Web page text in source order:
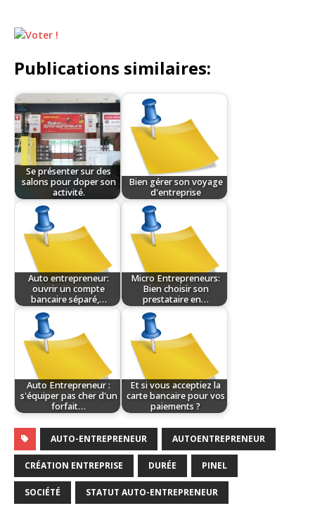
Publications similaires:
Se présenter sur des
salons pour doper son
activité.
Bien gérer son voyage
d'entreprise
Auto entrepreneur:
ouvrir un compte
bancaire séparé,…
Micro Entrepreneurs:
Bien choisir son
prestataire en…
Auto Entrepreneur :
s'équiper pas cher d'un
forfait…
Et si vous acceptiez la
carte bancaire pour vos
paiements ?
AUTO-ENTREPRENEUR AUTOENTREPRENEUR
CRÉATION ENTREPRISE DURÉE PINEL
SOCIÉTÉ STATUT AUTO-ENTREPRENEUR